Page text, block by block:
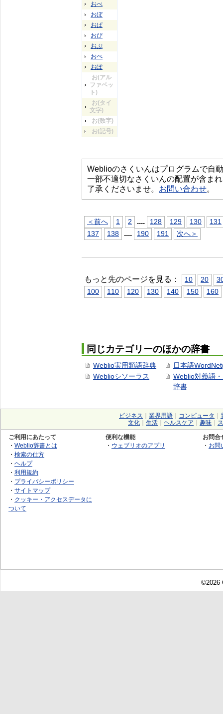
おべ
おぼ
おぱ
おぴ
おぷ
おぺ
おぽ
お(アル
ファベッ
ト)
お(タイ
文字)
お(数字)
お(記号)
Weblioのさくいんはプログラムで自
一部不適切なさくいんの配置が含ま
了承くださいませ。 お問い合わせ。
＜前へ 1 2 .... 128 129 130
131
137
138 .... 190 191 次へ＞
もっと先のページを見る： 10 20
100
110 120 130 140 150 160
同じカテゴリーのほかの辞書
Weblio実用類語辞典
Weblioシソーラス
日本語
Weblio対義語
辞書
ビジネス 業界用語 コンピュータ
文化
生活 ヘルスケア 趣味
ご利用にあたって
・ Weblio辞書とは
・ 検索の仕方
・ ヘルプ
・ 利用規約
・ プライバシーポリシー
・ サイトマップ
・ クッキー・アクセスデータに
ついて
便利な機能
・ ウェブリオのアプリ
お問合
・ お問
©2026